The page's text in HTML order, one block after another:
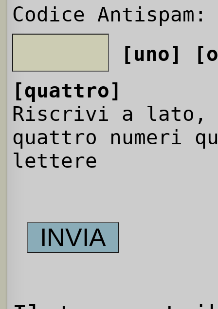
Codice Antispam:
[uno]
[quattro]
Riscrivi a
quattro numeri
lettere